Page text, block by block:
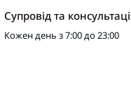
Супровід та
Кожен день з 7:00 до 23:00